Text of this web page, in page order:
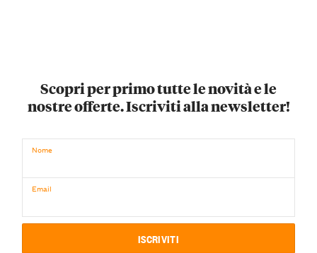
Scopri per primo tutte le novità e le
nostre offerte. Iscriviti alla newsletter!
Nome
Email